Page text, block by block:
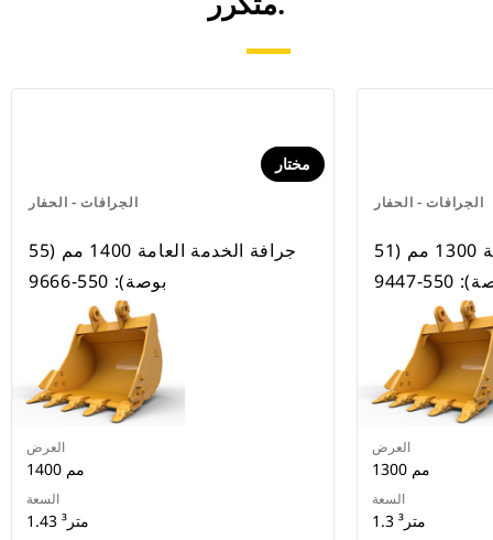
الجرافات - الحفار
مختار
جرافة الخدمة العامة 1400 مم (55
بوصة): 550-9666
العرض
1400 مم
السعة
1.43 متر³
الجرافات - الحفار
جرافة الخدمة العامة 1300 مم (51
9447
العرض
1300 مم
السعة
1.3 متر³